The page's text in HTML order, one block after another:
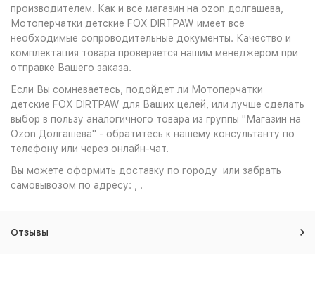
производителем. Как и все магазин на ozon долгашева,
Мотоперчатки детские FOX DIRTPAW имеет все
необходимые сопроводительные документы. Качество и
комплектация товара проверяется нашим менеджером при
отправке Вашего заказа.
Если Вы сомневаетесь, подойдет ли Мотоперчатки
детские FOX DIRTPAW для Ваших целей, или лучше сделать
выбор в пользу аналогичного товара из группы "Магазин на
Ozon Долгашева" - обратитесь к нашему консультанту по
телефону или через онлайн-чат.
Вы можете оформить доставку по городу или забрать
самовывозом по адресу: , .
Отзывы